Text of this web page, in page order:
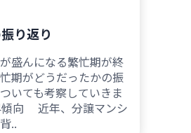
り返り
盛んになる繁忙期が終
期がどうだったかの振
いても考察していきま
向 近年、分譲マンシ
..